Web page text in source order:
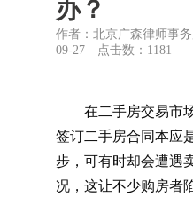
办？
作者：北京广森律师事
09-27
点击数： 1181
在二手房交易市
签订二手房合同本应
步，可有时却会遭遇
况，这让不少购房者